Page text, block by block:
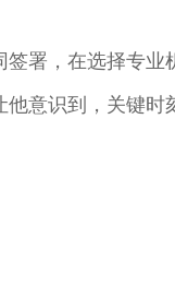
署，在选择专
意识到，关键时